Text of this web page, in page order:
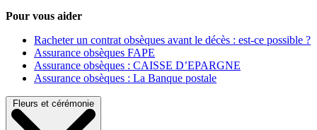
Pour vous aider
Racheter un contrat obsèques avant le décès : est-ce possible ?
Assurance obsèques FAPE
Assurance obsèques : CAISSE D’EPARGNE
Assurance obsèques : La Banque postale
Fleurs et cérémonie